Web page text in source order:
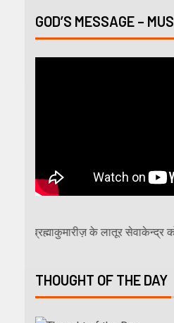
GOD’S MESSAGE –
के लातूर सेवाकेन्द्र को दिया
THOUGHT OF THE DAY